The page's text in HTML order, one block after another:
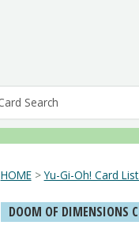
HOME>Yu-Gi-Oh! Card
DOOM OF DIMENSIONS